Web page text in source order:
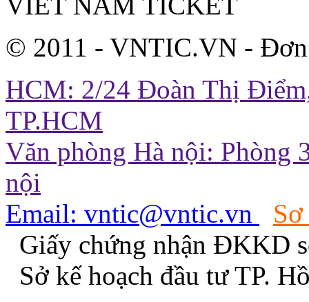
© 2011 - VNTIC.VN -
HCM: 2/24 Đoàn Thị
TP.HCM
Văn phòng Hà nội: Phòng
nội
Email: vntic@vntic.vn
Giấy chứng nhận ĐKKD
Sở kế hoạch đầu tư TP.